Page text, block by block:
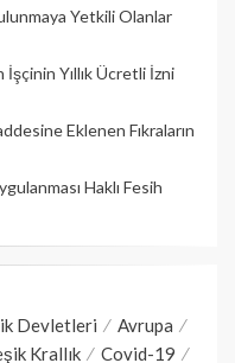
Yetkili Olanlar
İşçinin Yıllık Üc­retli İzni
Eklenen Fıkraların
Haklı Fesih
Devletleri
Avrupa
Krallık
Covid-19